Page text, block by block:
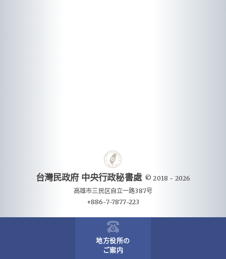
地方役所の
ご案内
台灣民政府 中央行政秘書處 © 2018 - 2026
高雄市三民区自立一路387号
+886-7-7877-223